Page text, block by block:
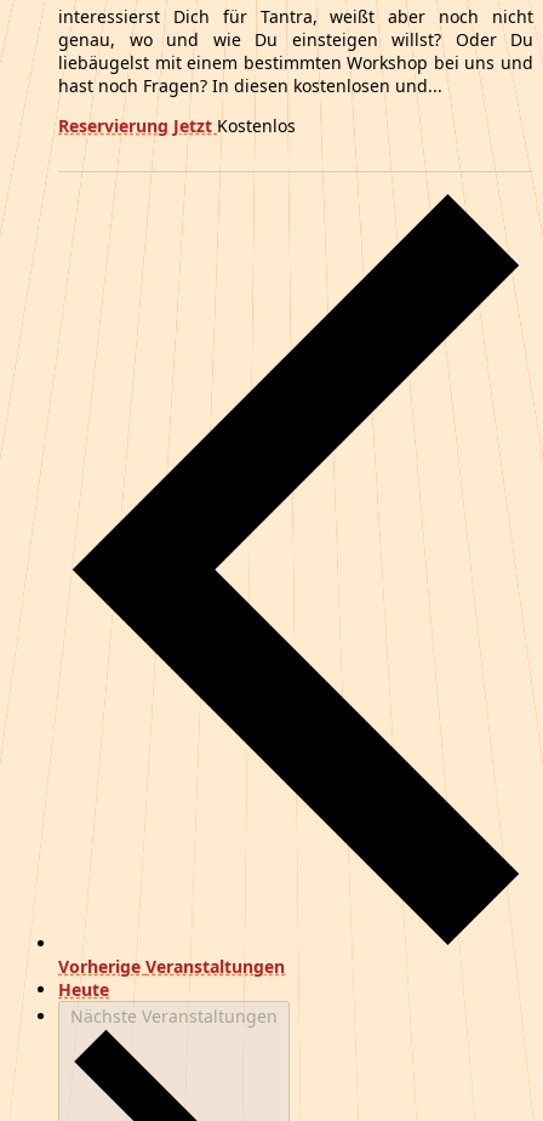
interessierst Dich für Tantra, weißt aber noch nicht
genau, wo und wie Du einsteigen willst? Oder Du
liebäugelst mit einem bestimmten Workshop bei uns und
hast noch Fragen? In diesen kostenlosen und...
Reservierung Jetzt Kostenlos
Vorherige Veranstaltungen
Heute
Nächste Veranstaltungen